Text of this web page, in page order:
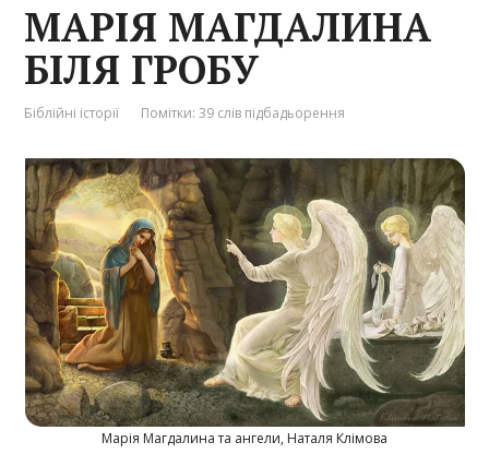
МАРІЯ МАГДАЛИНА
БІЛЯ ГРОБУ
Біблійні історії Помітки:39 слів підбадьорення
Марія Магдалина та ангели, Наталя Клімова